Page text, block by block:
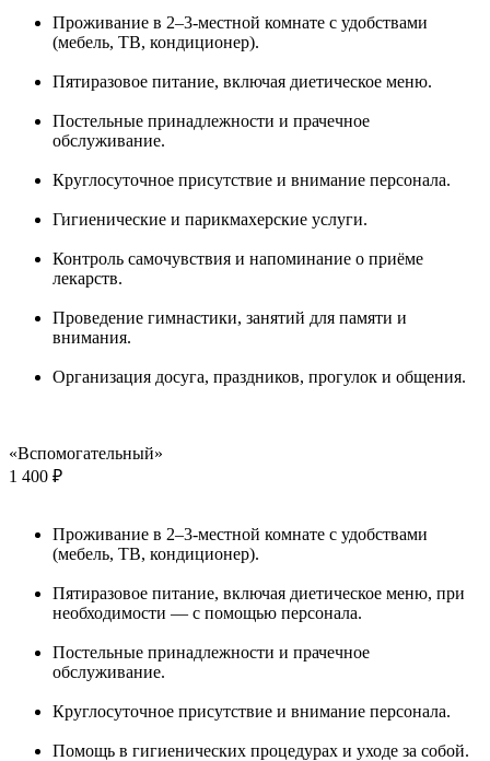
Проживание в 2–3-местной комнате с удобствами
(мебель, ТВ, кондиционер).
Пятиразовое питание, включая диетическое меню.
Постельные принадлежности и прачечное
обслуживание.
Круглосуточное присутствие и внимание персонала.
Гигиенические и парикмахерские услуги.
Контроль самочувствия и напоминание о приёме
лекарств.
Проведение гимнастики, занятий для памяти и
внимания.
Организация досуга, праздников, прогулок и общения.
«Вспомогательный»
1 400 ₽
Проживание в 2–3-местной комнате с удобствами
(мебель, ТВ, кондиционер).
Пятиразовое питание, включая диетическое меню, при
необходимости — с помощью персонала.
Постельные принадлежности и прачечное
обслуживание.
Круглосуточное присутствие и внимание персонала.
Помощь в гигиенических процедурах и уходе за собой.